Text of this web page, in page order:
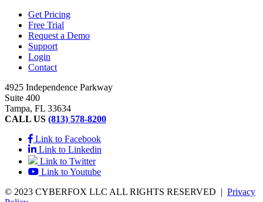
Get Pricing
Free Trial
Request a Demo
Support
Login
Contact
4925 Independence Parkway
Suite 400
Tampa, FL 33634
CALL US (813) 578-8200
Link to Facebook
Link to Linkedin
Link to Twitter
Link to Youtube
© 2023 CYBERFOX LLC ALL RIGHTS RESERVED | Privacy